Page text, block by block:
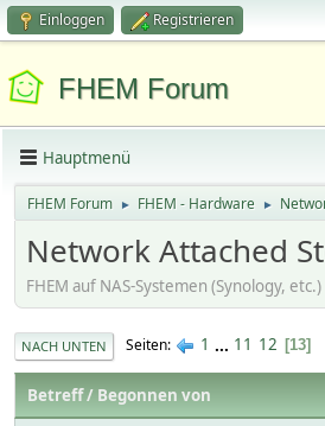
Einloggen Registrieren
FHEM Forum
Hauptmenü
FHEM Forum ► FHEM - Hardware ►
Network Attached
FHEM auf NAS-Systemen (Synology, etc.)
NACH UNTEN Seiten 1 ... 11 12 13
Betreff/ Begonnen von